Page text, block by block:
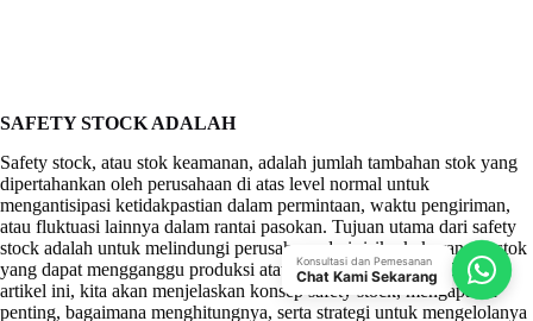
SAFETY STOCK ADALAH
Safety stock, atau stok keamanan, adalah jumlah tambahan stok yang
dipertahankan oleh perusahaan di atas level normal untuk
mengantisipasi ketidakpastian dalam permintaan, waktu pengiriman,
atau fluktuasi lainnya dalam rantai pasokan. Tujuan utama dari safety
stock adalah untuk melindungi perusahaan dari risiko kekurangan stok
yang dapat mengganggu produksi atau layanan pelanggan. Dalam
artikel ini, kita akan menjelaskan konsep safety stock, mengapa itu
penting, bagaimana menghitungnya, serta strategi untuk mengelolanya
Konsultasi dan Pemesanan
Chat Kami Sekarang